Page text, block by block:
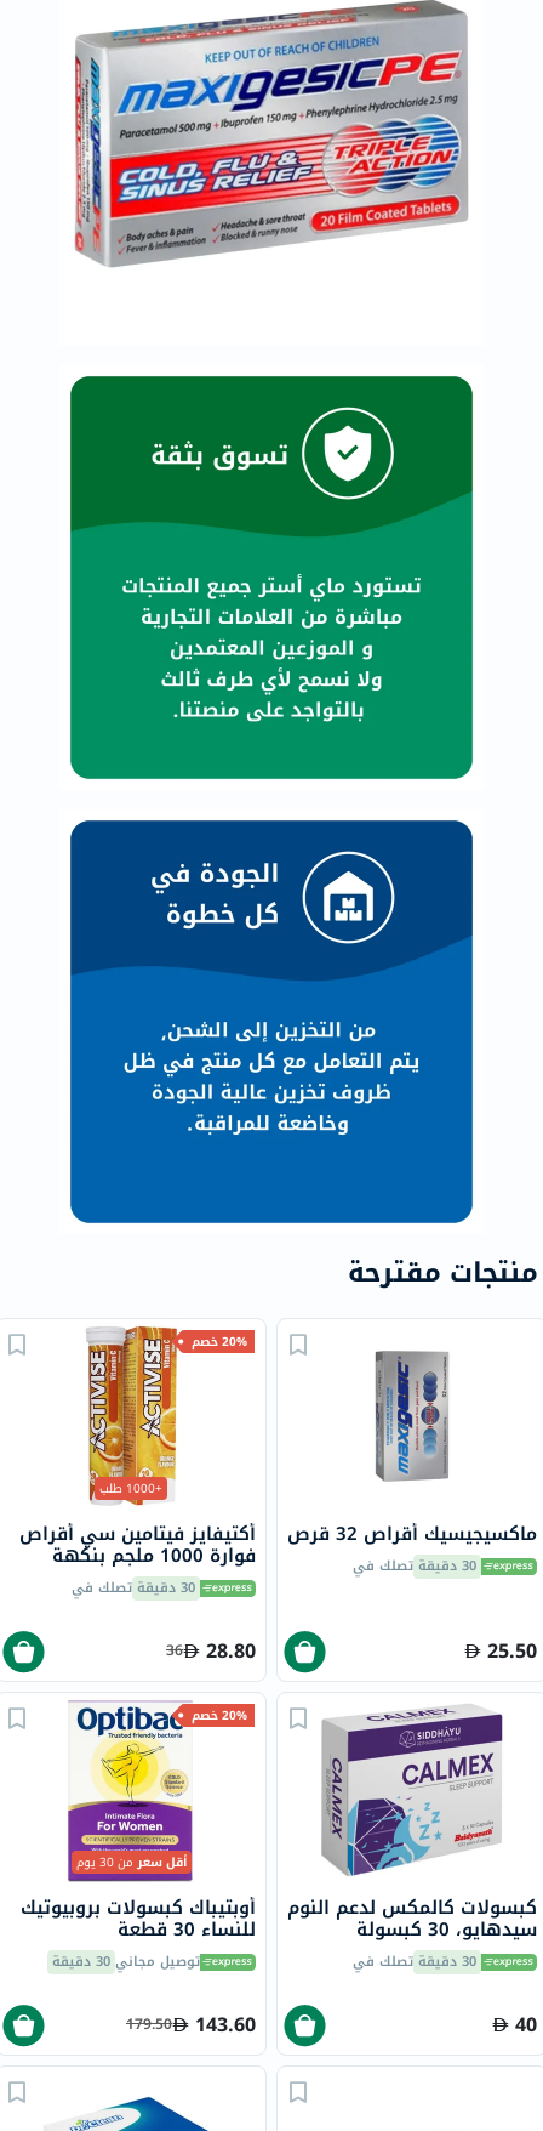
منتجات مقترحة
ماكسيجيسيك أقراص 32 قرص
30 دقيقة تصلك في
25.50
20% خصم
+1000 طلب
أكتيفايز فيتامين سي أقراص
فوارة 1000 ملجم بنكهة
البرتقال حزمة من 20
30 دقيقة تصلك في
28.80
36
كبسولات كالمكس لدعم النوم
سيدهايو، 30 كبسولة
30 دقيقة تصلك في
40
20% خصم
أقل سعرمن 30 يوم
أوبتيباك كبسولات بروبيوتيك
للنساء 30 قطعة
توصيل مجاني30 دقيقة
143.60
179.50